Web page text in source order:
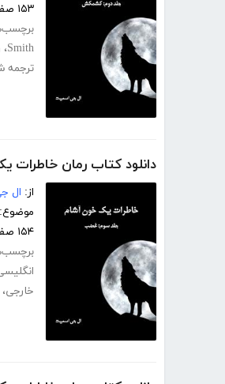
۱۵۳ صفحه
Smith،
ترجمه
دانلود کتاب رمان
از: ال
موضوع:
۱۵۴ صفحه
خارجی،